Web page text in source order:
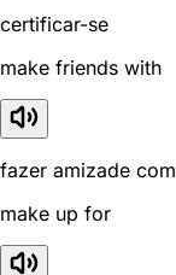
certificar-se
make friends with
fazer amizade com
make up for